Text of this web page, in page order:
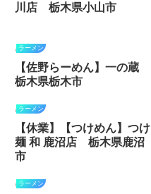
川店 栃木県小山市
ラーメン
【佐野らーめん】一の蔵
栃木県栃木市
ラーメン
【休業】【つけめん】つけ
麺 和 鹿沼店 栃木県鹿沼
市
ラーメン